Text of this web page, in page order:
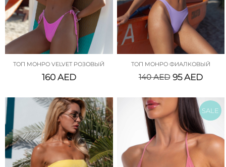
ТОП МОНРО VELVET РОЗОВЫЙ
160 AED
ТОП МОНРО ФИАЛКОВЫЙ
140AED 95AED
SALE